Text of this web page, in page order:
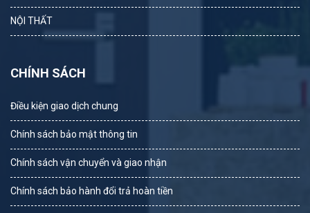
NỘI THẤT
CHÍNH SÁCH
Điều kiện giao dịch chung
Chính sách bảo mật thông tin
Chính sách vận chuyển và giao nhận
Chính sách bảo hành đổi trả hoàn tiền